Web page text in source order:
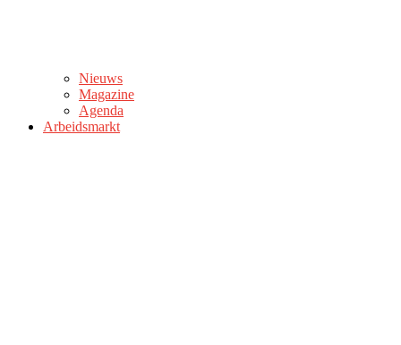
Nieuws
Magazine
Agenda
Arbeidsmarkt